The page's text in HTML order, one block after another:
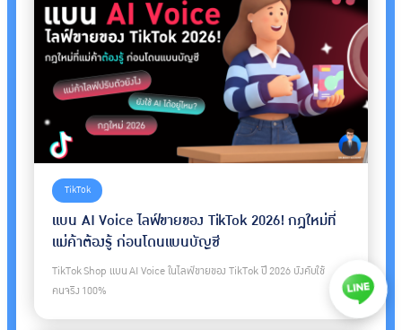
TikTok
แบน AI Voice ไลฟ์ขายของ TikTok 2026! กฎใหม่ที่
แม่ค้าต้องรู้ ก่อนโดนแบนบัญชี
TikTok Shop แบน AI Voice ในไลฟ์ขายของ TikTok ปี 2026 บังคับใช้
คนจริง 100%